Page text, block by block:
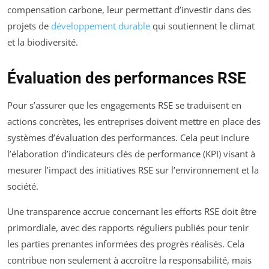
compensation carbone, leur permettant d’investir dans des
projets de développement durable qui soutiennent le climat
et la biodiversité.
Évaluation des performances RSE
Pour s’assurer que les engagements RSE se traduisent en
actions concrètes, les entreprises doivent mettre en place des
systèmes d’évaluation des performances. Cela peut inclure
l’élaboration d’indicateurs clés de performance (KPI) visant à
mesurer l’impact des initiatives RSE sur l’environnement et la
société.
Une transparence accrue concernant les efforts RSE doit être
primordiale, avec des rapports réguliers publiés pour tenir
les parties prenantes informées des progrès réalisés. Cela
contribue non seulement à accroître la responsabilité, mais